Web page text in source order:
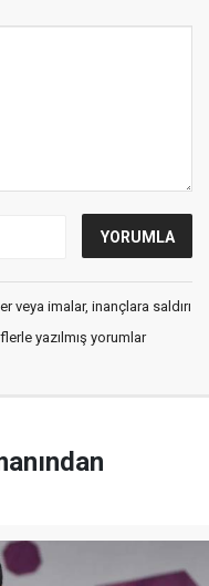
veya imalar, inançlara saldırı
yazılmış yorumlar